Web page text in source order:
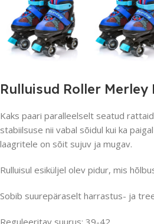
Rulluisud Roller Merley
Kaks paari paralleelselt seatud
stabiilsuse nii vabal sõidul kui ka
laagritele on sõit sujuv ja mugav.
Rulluisul esiküljel olev pidur, mis
Sobib suurepäraselt harrastus- ja